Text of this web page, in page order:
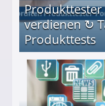
verdienen ↻
Produkttests
↻ Täglich neue